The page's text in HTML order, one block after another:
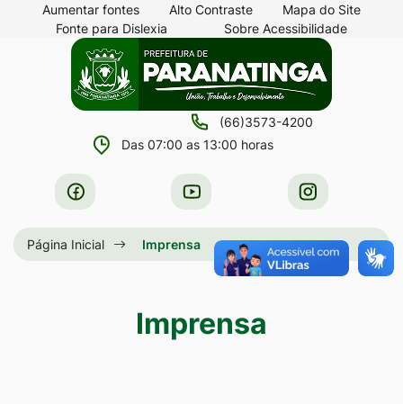
Seção
atalhos
acessibilidade
para
conteúdo
para
menu
[alt+2]
Aumentar fontes Alto Contraste
Mapa do Site
Fonte para Dislexia
Sobre Acessibilidade
Seção
menu
principal
principal
(66)3573-4200
Das 07:00 as 13:00 horas
Acessar
a
Rede
Acessar
a
Rede
Social
Acessar
a
Rede
Social
Página Inicial Imprensa
Imprensa